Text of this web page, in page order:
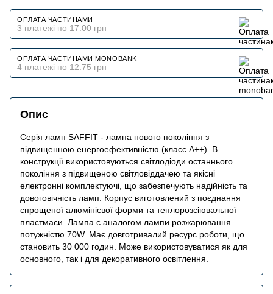
ОПЛАТА ЧАСТИНАМИ
3 платежі по 17.00 грн
ОПЛАТА ЧАСТИНАМИ MONOBANK
4 платежі по 12.75 грн
Опис
Серія ламп SAFFIT - лампа нового покоління з
підвищенною енергоефективністю (класс А++). В
конструкції використовуються світлодіоди останнього
покоління з підвищеною світловіддачею та якісні
електронні комплектуючі, що забезпечують надійність та
довоговічність ламп. Корпус виготовлений з поєднання
спрощеної алюмінієвої форми та теплорозсіювальної
пластмаси. Лампа є аналогом лампи розжарювання
потужністю 70W. Має довготривалий ресурс роботи, що
становить 30 000 годин. Може використовуватися як для
основного, так і для декоративного освітлення.